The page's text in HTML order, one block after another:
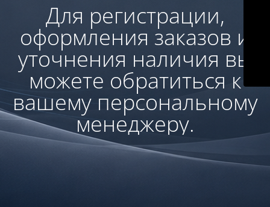
Для регистрации,
оформления заказов и
уточнения наличия вы
можете обратиться к
вашему персональному
менеджеру.